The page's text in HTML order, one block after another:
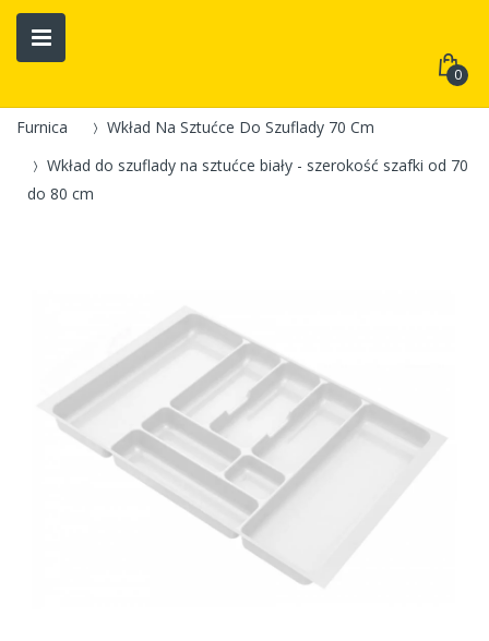
0
Furnica
Wkład Na Sztućce Do Szuflady 70 Cm
Wkład do szuflady na sztućce biały - szerokość szafki od 70
do 80 cm